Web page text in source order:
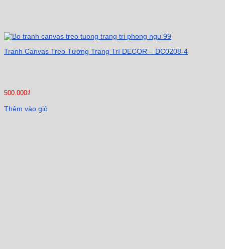
Tranh Canvas Treo Tường Trang Trí DECOR – DC0208-4
500.000₫
Thêm vào giỏ